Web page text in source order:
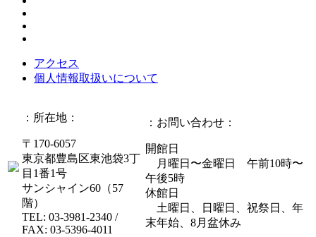
アクセス
個人情報取扱いについて
：所在地：
〒170-6057
東京都豊島区東池袋3丁
目1番1号
サンシャイン60（57
階）
TEL: 03-3981-2340 /
FAX: 03-5396-4011
：お問い合わせ：
開館日
月曜日〜金曜日 午前10時〜
午後5時
休館日
土曜日、日曜日、祝祭日、年
末年始、8月盆休み